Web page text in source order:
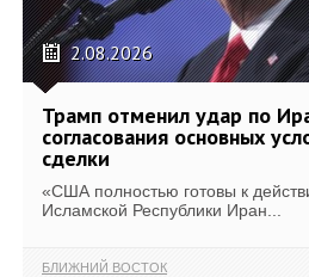
2.08.2026
Трамп отменил удар по
согласования основных
сделки
«США полностью готовы к
Исламской Республики Иран...
БЛИЖНИЙ ВОСТОК